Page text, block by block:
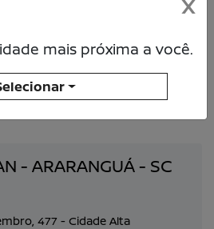
- ARARANGUÁ - SC
477 - Cidade Alta
X
mais próxima a você.